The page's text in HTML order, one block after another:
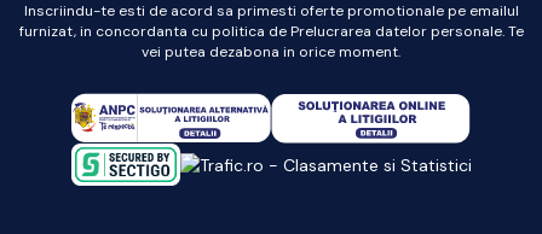
Inscriindu-te esti de acord sa primesti oferte promotionale pe emailul
furnizat, in concordanta cu politica de Prelucrarea datelor personale. Te
vei putea dezabona in orice moment.